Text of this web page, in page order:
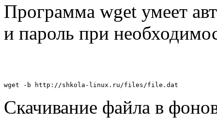
Программа wget умеет
и пароль при
wget -b http://shkola-linux.ru/files/file.dat
Скачивание файла в